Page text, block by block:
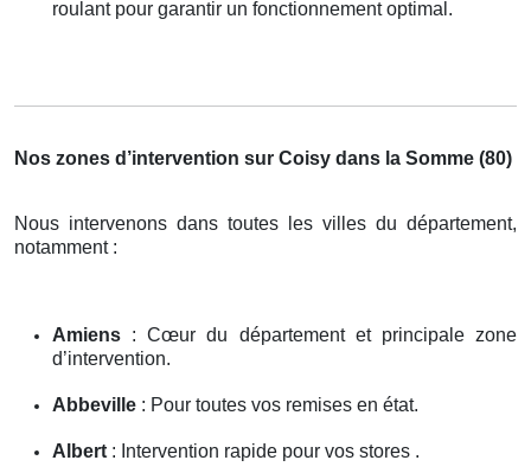
roulant pour garantir un fonctionnement optimal.
Nos zones d’intervention sur Coisy dans la Somme (80)
Nous intervenons dans toutes les villes du département,
notamment :
Amiens : Cœur du département et principale zone
d’intervention.
Abbeville : Pour toutes vos remises en état.
Albert : Intervention rapide pour vos stores .